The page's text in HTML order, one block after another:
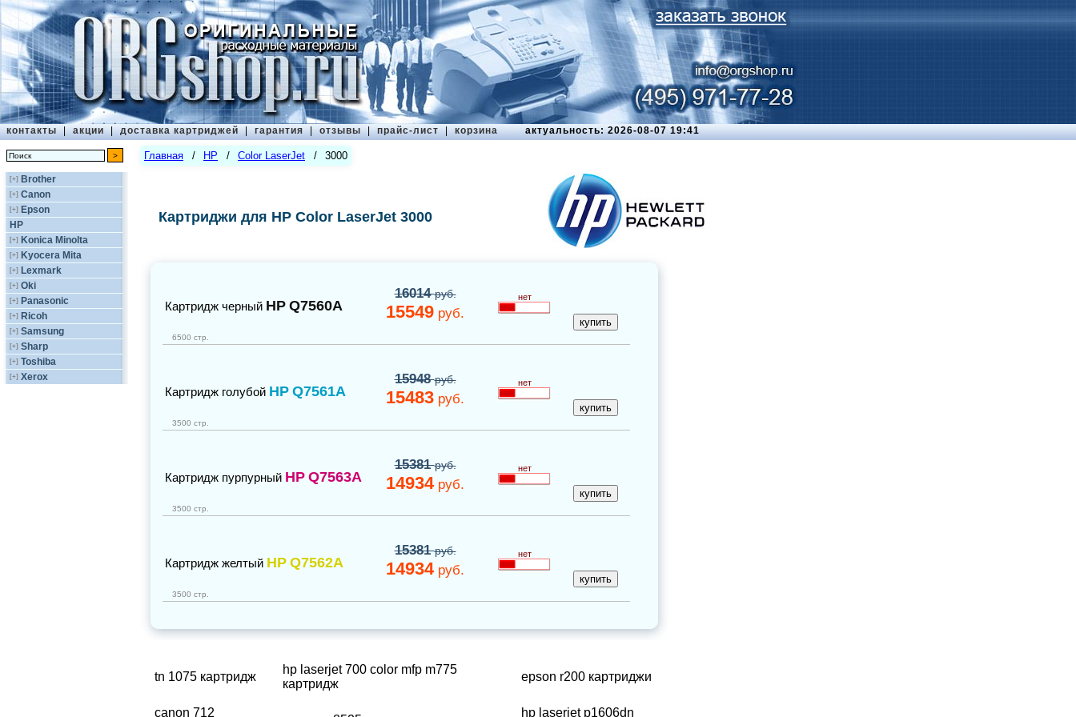
контакты | акции | доставка картриджей | гарантия | отзывы | прайс-лист | корзина актуальность: 2026-08-07 19:41
[+] Brother
[+] Canon
[+] Epson
HP
[+] Konica Minolta
[+] Kyocera Mita
[+] Lexmark
[+] Oki
[+] Panasonic
[+] Ricoh
[+] Samsung
[+] Sharp
[+] Toshiba
[+] Xerox
Главная / HP / Color LaserJet / 3000
Картриджи для HP Color LaserJet 3000
Картридж черный HP Q7560A
16014руб.
15549 руб.
нет
6500 стр.
Картридж голубой HP Q7561A
15948руб.
15483 руб.
нет
3500 стр.
Картридж пурпурный HP Q7563A
15381руб.
14934руб.
нет
3500 стр.
Картридж желтый HP Q7562A
15381руб.
14934руб.
нет
3500 стр.
tn 1075 картридж
hp laserjet 700 color mfp m775
картридж
epson r200 картриджи
canon 712 hp laserjet p1606dn